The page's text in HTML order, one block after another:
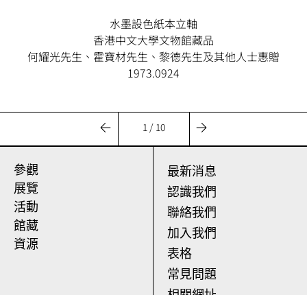
水墨設色紙本立軸
香港中文大學文物館藏品
何耀光先生、霍寶材先生、黎德先生及其他人士惠贈
1973.0924
1 / 10
參觀
展覽
活動
館藏
資源
最新消息
認識我們
聯絡我們
加入我們
表格
常見問題